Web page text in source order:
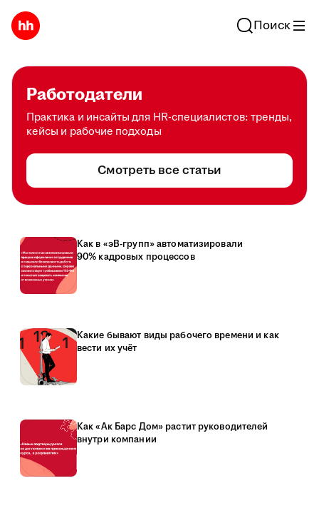
Поиск
Работодатели
Практика и инсайты для HR-специалистов: тренды,
кейсы и рабочие подходы
Смотреть все статьи
Как в «эВ-групп» автоматизировали
90% кадровых процессов
Какие бывают виды рабочего времени и как
вести их учёт
Как «Ак Барс Дом» растит руководителей
внутри компании